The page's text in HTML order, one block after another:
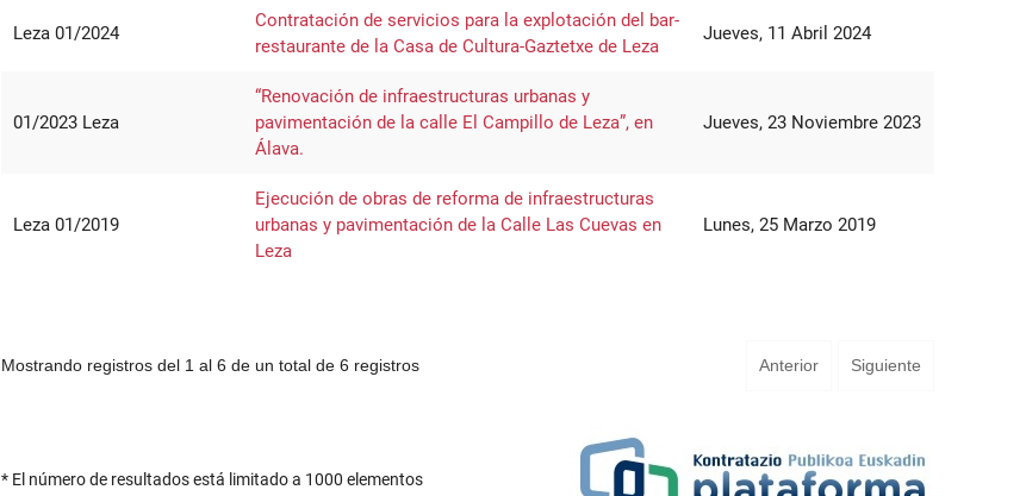
Leza 01/2024
Contratación de servicios para la explotación del bar-
restaurante de la Casa de Cultura-Gaztetxe de Leza
Jueves, 11 Abril 2024
01/2023 Leza
“Renovación de infraestructuras urbanas y
pavimentación de la calle El Campillo de Leza”, en
Álava.
Jueves, 23 Noviembre 2023
Leza 01/2019
Ejecución de obras de reforma de infraestructuras
urbanas y pavimentación de la Calle Las Cuevas en
Leza
Lunes, 25 Marzo 2019
Mostrando registros del 1 al 6 de un total de 6 registros Anterior Siguiente
* El número de resultados está limitado a 1000 elementos